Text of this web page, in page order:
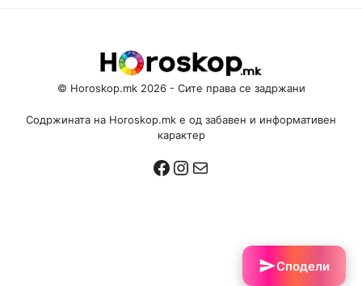
© Horoskop.mk 2026 - Сите права се задржани
Содржината на Horoskop.mk е од забавен и информативен
карактер
Facebook
Instagram
Mail
Сподели